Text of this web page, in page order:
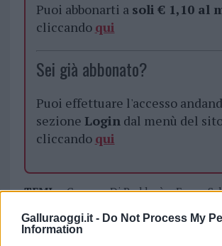
Galluraoggi.it - Do Not Process My
Information
Puoi abbonarti a soli € 1,10 al
cliccando qui
Sei già abbonato?
Puoi effettuare l'accesso
sezione Logindal menù del
cliccando qui
TEMI: Comune Di Buddusò
Emma
Juventus Women
Saba Juventus
Saba
U.s. Atletico Uri